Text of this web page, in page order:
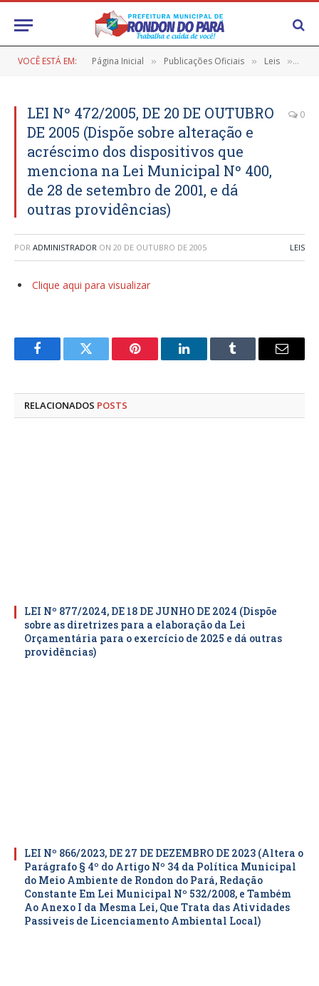
VOCÊ ESTÁ EM: Página Inicial » Publicações Oficiais » Leis »
LEI Nº 472/2005, DE 20 DE OUTUBRO
DE 2005 (Dispõe sobre alteração e
acréscimo dos dispositivos que
menciona na Lei Municipal Nº 400,
de 28 de setembro de 2001, e dá
outras providências)
0
POR ADMINISTRADOR ON 20 DE OUTUBRO DE 2005 LEIS
Clique aqui para visualizar
FacebookTwitter Pinterest LinkedInTumblr
E-
RELACIONADOS POSTS
LEI Nº 877/2024, DE 18 DE JUNHO DE 2024 (Dispõe
sobre as diretrizes para a elaboração da Lei
Orçamentária para o exercício de 2025 e dá outras
providências)
LEI Nº 866/2023, DE 27 DE DEZEMBRO DE 2023 (Altera o
Parágrafo § 4º do Artigo Nº 34 da Política Municipal
do Meio Ambiente de Rondon do Pará, Redação
Constante Em Lei Municipal Nº 532/2008, e Também
Ao Anexo I da Mesma Lei, Que Trata das Atividades
Passiveis de Licenciamento Ambiental Local)